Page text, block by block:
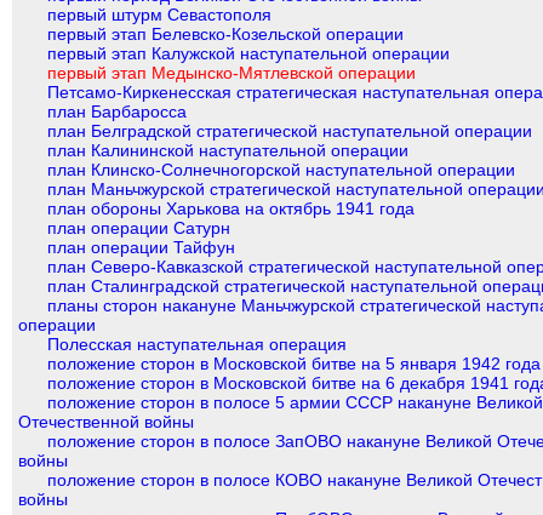
первый штурм Севастополя
первый этап Белевско-Козельской операции
первый этап Калужской наступательной операции
первый этап Медынско-Мятлевской операции
Петсамо-Киркенесская стратегическая наступательная
план Барбаросса
план Белградской стратегической наступательной операции
план Калининской наступательной операции
план Клинско-Солнечногорской наступательной операции
план Маньчжурской стратегической наступательной
план обороны Харькова на октябрь 1941 года
план операции Сатурн
план операции Тайфун
план Северо-Кавказской стратегической наступательной
план Сталинградской стратегической наступательной
планы сторон накануне Маньчжурской стратегической
операции
Полесская наступательная операция
положение сторон в Московской битве на 5 января 1942 года
положение сторон в Московской битве на 6 декабря 1941
положение сторон в полосе 5 армии СССР накануне Великой
Отечественной войны
положение сторон в полосе ЗапОВО накануне Великой
войны
положение сторон в полосе КОВО накануне Великой
войны